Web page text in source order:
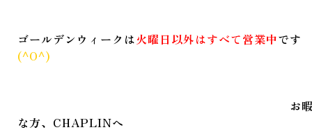
ゴールデンウィークは火曜日以外はすべて営業中です
(^O^)
お
な方、CHAPLINへ